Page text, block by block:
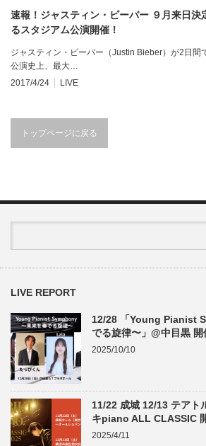
速報！ジャスティン・ビーバー ９月来日決
るスタジアム公演開催！
ジャスティン・ビーバー（Justin Bieber）が2日間
公演史上、最大…
2017/4/24
LIVE
トップページに戻る
LIVE REPORT
12/28 「Young Pianist
でる旋律〜」@中目黒 開
2025/10/10
11/22 成城 12/13 テアト
キpiano ALL CLASSIC
2025/4/11